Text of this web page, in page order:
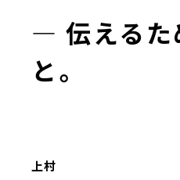
― 伝えるた
と。
上村